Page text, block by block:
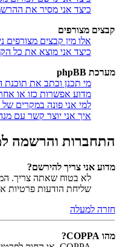
כיצד אני מסיר את
קבצים מצורפים
אלו מין קבצים מצורפים
כיצד אני מוצא את כל
מערכת phpBB
מי תכנן וכתב את תוכנת
מדוע אפשרות כזו או
למי אני פונה במקרים
איך אני יוצר קשר עם
התחברות והרשמה
מדוע אני צריך להירשם?
לא בטוח שאתה צריך.
שליחת הודעות פרטיות
חזרה למעלה
מהו COPPA?